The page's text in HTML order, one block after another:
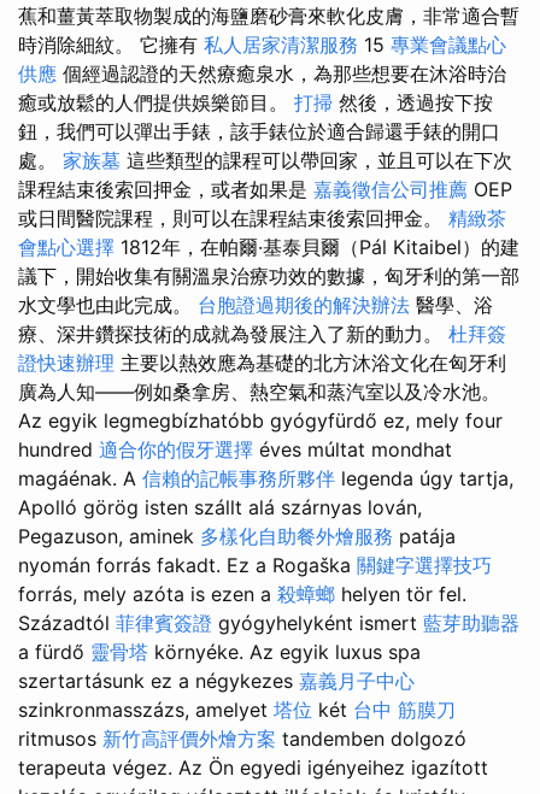
蕉和薑黃萃取物製成的海鹽磨砂膏來軟化皮膚，非常適合暫
時消除細紋。 它擁有 私人居家清潔服務 15 專業會議點心
供應 個經過認證的天然療癒泉水，為那些想要在沐浴時治
癒或放鬆的人們提供娛樂節目。 打掃 然後，透過按下按
鈕，我們可以彈出手錶，該手錶位於適合歸還手錶的開口
處。 家族墓 這些類型的課程可以帶回家，並且可以在下次
課程結束後索回押金，或者如果是 嘉義徵信公司推薦 OEP
或日間醫院課程，則可以在課程結束後索回押金。 精緻茶
會點心選擇 1812年，在帕爾·基泰貝爾（Pál Kitaibel）的建
議下，開始收集有關溫泉治療功效的數據，匈牙利的第一部
水文學也由此完成。 台胞證過期後的解決辦法 醫學、浴
療、深井鑽探技術的成就為發展注入了新的動力。 杜拜簽
證快速辦理 主要以熱效應為基礎的北方沐浴文化在匈牙利
廣為人知——例如桑拿房、熱空氣和蒸汽室以及冷水池。
Az egyik legmegbízhatóbb gyógyfürdő ez, mely four
hundred 適合你的假牙選擇 éves múltat mondhat
magáénak. A 信賴的記帳事務所夥伴 legenda úgy tartja,
Apolló görög isten szállt alá szárnyas lován,
Pegazuson, aminek 多樣化自助餐外燴服務 patája
nyomán forrás fakadt. Ez a Rogaška 關鍵字選擇技巧
forrás, mely azóta is ezen a 殺蟑螂 helyen tör fel.
Századtól 菲律賓簽證 gyógyhelyként ismert 藍芽助聽器
a fürdő 靈骨塔 környéke. Az egyik luxus spa
szertartásunk ez a négykezes 嘉義月子中心
szinkronmasszázs, amelyet 塔位 két 台中 筋膜刀
ritmusos 新竹高評價外燴方案 tandemben dolgozó
terapeuta végez. Az Ön egyedi igényeihez igazított